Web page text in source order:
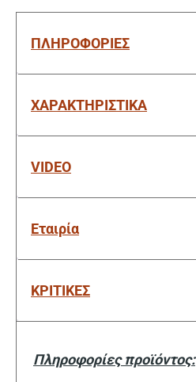
ΠΛΗΡΟΦΟΡΙΕΣ
ΧΑΡΑΚΤΗΡΙΣΤΙΚΑ
VIDEO
Εταιρία
ΚΡΙΤΙΚΕΣ
Πληροφορίες προϊόντος: